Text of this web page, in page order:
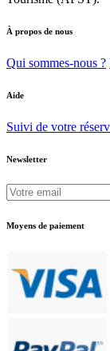
À propos de nous
Qui sommes-nous ?
Aide
Suivi de votre
Newsletter
Moyens de paiement